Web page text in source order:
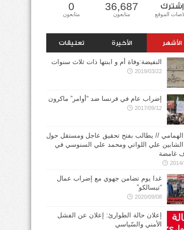
إشترك
الموقع
36,687
متابعون
0
متابعون
الأشهر الأخيرة تعليقات
النفيضة:وفاة أم و ابنتها ذات ثلاث سنوات
2019/03/22
إضراب عام في فرنسا ضد “أوامر” ماكرون
2017/09/12
// يطالب بفتح تحقيق عاجل ومستقل حول
الشابين علي اللواتي ومحمد علي السنوسي في
غامضة
غدا يوم تضامن جهوي مع إضراب عمال
“تيسالكو”
2020/09/08
إعلان حالة الطوارئ: إعلان عن الفشل
الأمني والسّياسي